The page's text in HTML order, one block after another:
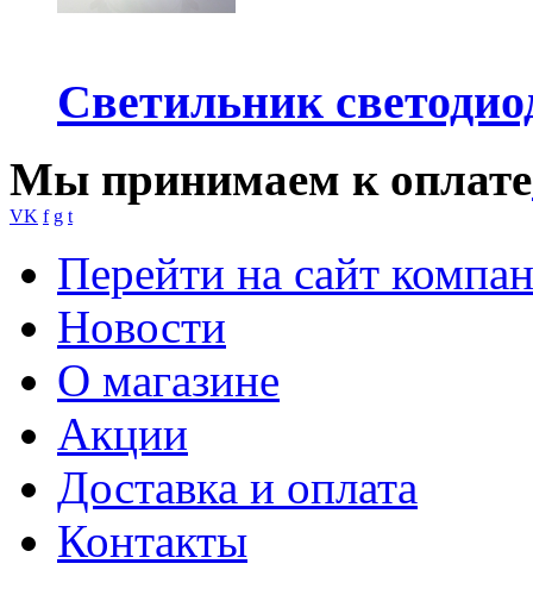
Светильник
Мы принимаем к оплате
VK f g t
Перейти на сайт
Новости
О магазине
Акции
Доставка и оплата
Контакты